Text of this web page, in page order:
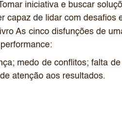
iniciativa e buscar
capaz de lidar com desafios
As cinco disfunções de
medo de conflitos; falta
atenção aos resultados.